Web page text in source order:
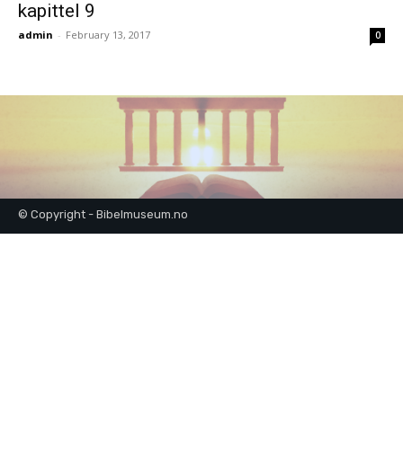
kapittel 9
admin - February 13, 2017 0
© Copyright - Bibelmuseum.no